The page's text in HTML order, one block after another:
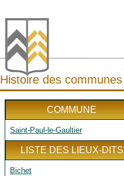
Histoire des communes
COMMUNE
Saint-Paul-le-Gaultier
LISTE DES LIEUX-DITS
Bichet